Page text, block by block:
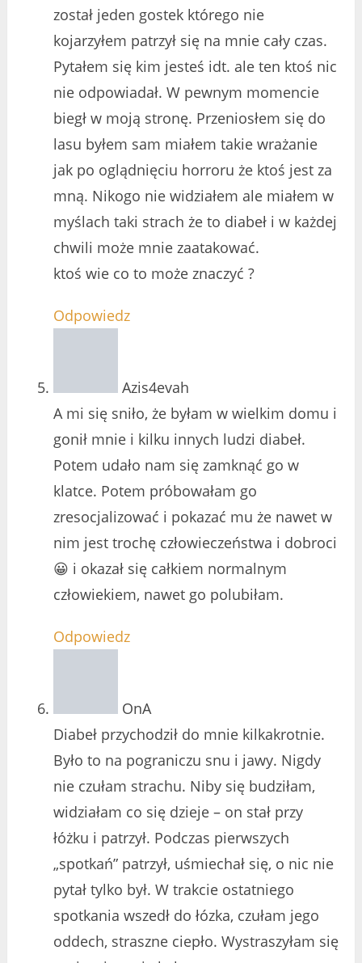
został jeden gostek którego nie
kojarzyłem patrzył się na mnie cały czas.
Pytałem się kim jesteś idt. ale ten ktoś nic
nie odpowiadał. W pewnym momencie
biegł w moją stronę. Przeniosłem się do
lasu byłem sam miałem takie wrażanie
jak po oglądnięciu horroru że ktoś jest za
mną. Nikogo nie widziałem ale miałem w
myślach taki strach że to diabeł i w każdej
chwili może mnie zaatakować.
ktoś wie co to może znaczyć ?
Odpowiedz
Azis4evah
A mi się sniło, że byłam w wielkim domu i
gonił mnie i kilku innych ludzi diabeł.
Potem udało nam się zamknąć go w
klatce. Potem próbowałam go
zresocjalizować i pokazać mu że nawet w
nim jest trochę człowieczeństwa i dobroci
😀 i okazał się całkiem normalnym
człowiekiem, nawet go polubiłam.
Odpowiedz
OnA
Diabeł przychodził do mnie kilkakrotnie.
Było to na pograniczu snu i jawy. Nigdy
nie czułam strachu. Niby się budziłam,
widziałam co się dzieje – on stał przy
łóżku i patrzył. Podczas pierwszych
„spotkań” patrzył, uśmiechał się, o nic nie
pytał tylko był. W trakcie ostatniego
spotkania wszedł do łózka, czułam jego
oddech, straszne ciepło. Wystraszyłam się